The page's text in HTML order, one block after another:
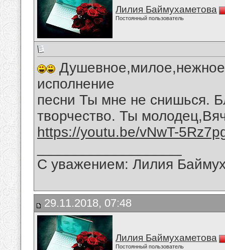
Лилия Баймухаметова
Постоянный пользователь
исполнение
песни Ты мне не снишься.
творчество. Ты
https://youtu.be/vNwT-
С уважением: Лилия
29.11.2018, 07:48
Лилия Баймухаметова
Постоянный пользователь